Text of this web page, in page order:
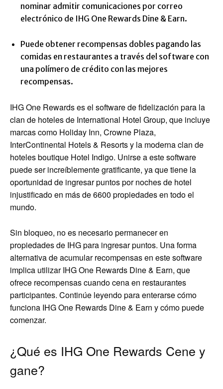
nominar admitir comunicaciones por correo
electrónico de IHG One Rewards Dine & Earn.
Puede obtener recompensas dobles pagando las
comidas en restaurantes a través del software con
una polímero de crédito con las mejores
recompensas.
IHG One Rewards es el software de fidelización para la
clan de hoteles de International Hotel Group, que incluye
marcas como Holiday Inn, Crowne Plaza,
InterContinental Hotels & Resorts y la moderna clan de
hoteles boutique Hotel Indigo. Unirse a este software
puede ser increíblemente gratificante, ya que tiene la
oportunidad de ingresar puntos por noches de hotel
injustificado en más de 6600 propiedades en todo el
mundo.
Sin bloqueo, no es necesario permanecer en
propiedades de IHG para ingresar puntos. Una forma
alternativa de acumular recompensas en este software
implica utilizar IHG One Rewards Dine & Earn, que
ofrece recompensas cuando cena en restaurantes
participantes. Continúe leyendo para enterarse cómo
funciona IHG One Rewards Dine & Earn y cómo puede
comenzar.
¿Qué es IHG One Rewards Cene y
gane?